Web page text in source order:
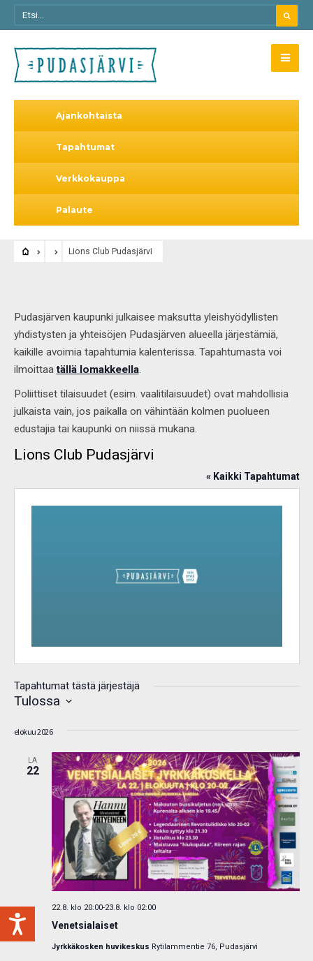
Ajankohtaista
Tapahtumat
Verkkokauppa
Palaute
Lions Club Pudasjärvi
Pudasjärven kaupunki julkaisee maksutta yleishyödyllisten
yhdistysten ja yhteisöjen Pudasjärven alueella järjestämiä,
kaikille avoimia tapahtumia kalenterissa. Tapahtumasta voi
ilmoittaatällä lomakkeella.
Poliittiset tilaisuudet (esim. vaalitilaisuudet) ovat mahdollisia
julkaista vain, jos paikalla on vähintään kolmen puolueen
edustajia tai kaupunki on niissä mukana.
Lions Club Pudasjärvi
« Kaikki Tapahtumat
Tapahtumat tästä järjestäjä
Tulossa
elokuu 2026
LA
22
Venetsialaiset
22.8. klo 20:00-23.8. klo 02:00
Jyrkkäkosken huvikeskus Rytilammentie 76, Pudasjärvi